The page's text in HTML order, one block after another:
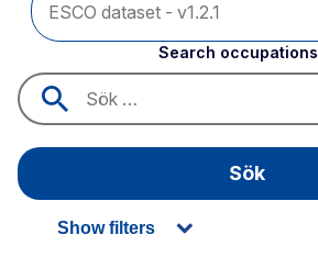
Search occupations
Sök
Show filters